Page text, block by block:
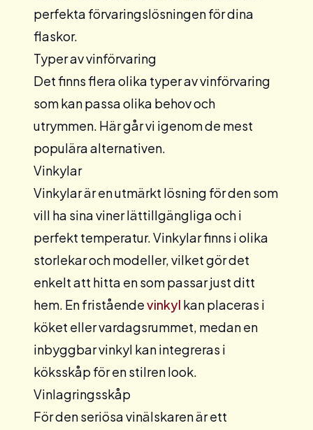
perfekta förvaringslösningen för dina
flaskor.
Typer av vinförvaring
Det finns flera olika typer av vinförvaring
som kan passa olika behov och
utrymmen. Här går vi igenom de mest
populära alternativen.
Vinkylar
Vinkylarär en utmärkt lösning för den som
vill ha sina viner lättillgängliga och i
perfekt temperatur. Vinkylar finns i olika
storlekar och modeller, vilket gör det
enkelt att hitta en som passar just ditt
hem. Enfriståendevinkyl kan placeras i
köket eller vardagsrummet, medan en
inbyggbarvinkyl kan integreras i
köksskåp för en stilren look.
Vinlagringsskåp
För den seriösa vinälskaren är ett